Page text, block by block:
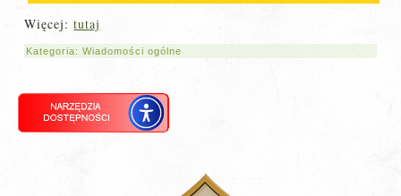
Więcej:tutaj
Kategoria:Wiadomości ogólne